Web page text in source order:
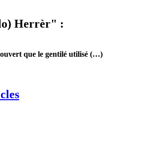
Herrèr" :
que le gentilé utilisé (…)